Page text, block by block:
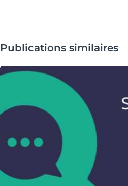
Publications similaires